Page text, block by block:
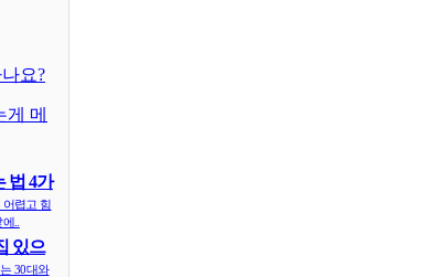
요?
메
법 4가
어렵고 힘
..
있으
30대와